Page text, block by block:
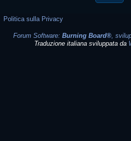
Politica sulla Privacy
Forum Software: Burning Board®,
Traduzione italiana sviluppata da